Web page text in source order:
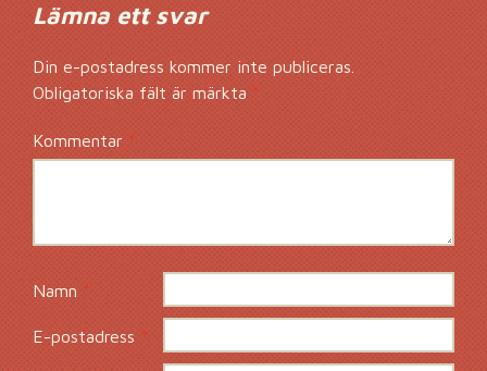
Lämna ett svar
Din e-postadress kommer inte publiceras.
Obligatoriska fält är märkta*
Kommentar*
Namn*
E-postadress*